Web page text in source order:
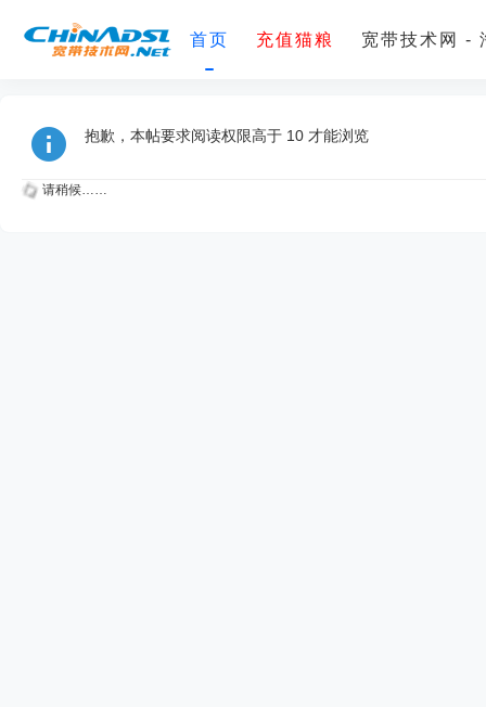
首页 充值猫粮 宽带技术网 -
抱歉，本帖要求阅读权限高于 10 才能浏览
请稍候……